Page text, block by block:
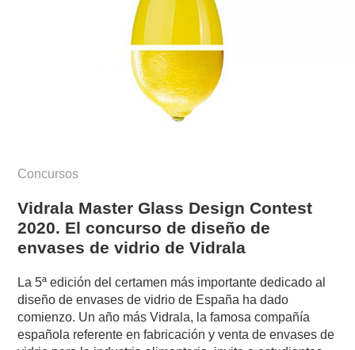
Concursos
Vidrala Master Glass Design Contest
2020. El concurso de diseño de
envases de vidrio de Vidrala
La 5ª edición del certamen más importante dedicado al
diseño de envases de vidrio de España ha dado
comienzo. Un año más Vidrala, la famosa compañía
española referente en fabricación y venta de envases de